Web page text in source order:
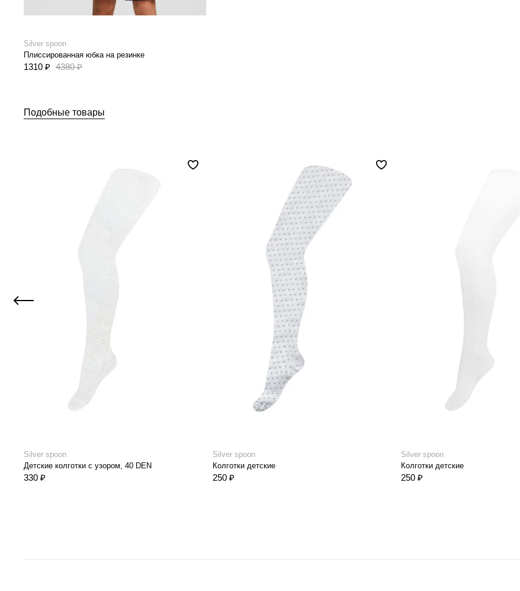
Silver spoon
Плиссированная юбка на резинке
1310 ₽ 4380 ₽
Подобные товары
Silver spoon
Детские колготки с узором, 40 DEN
330 ₽
Silver spoon
Колготки детские
250 ₽
Silver spoon
Колготки детские
250 ₽